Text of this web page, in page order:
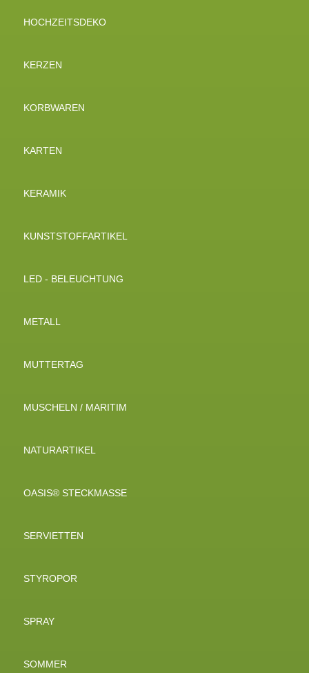
HOCHZEITSDEKO
KERZEN
KORBWAREN
KARTEN
KERAMIK
KUNSTSTOFFARTIKEL
LED - BELEUCHTUNG
METALL
MUTTERTAG
MUSCHELN / MARITIM
NATURARTIKEL
OASIS® STECKMASSE
SERVIETTEN
STYROPOR
SPRAY
SOMMER